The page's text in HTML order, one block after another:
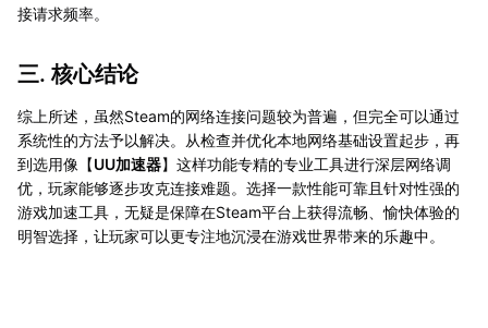
接请求频率。
三. 核心结论
综上所述，虽然Steam的网络连接问题较为普遍，但完全可以通过
系统性的方法予以解决。从检查并优化本地网络基础设置起步，再
到选用像【UU加速器】这样功能专精的专业工具进行深层网络调
优，玩家能够逐步攻克连接难题。选择一款性能可靠且针对性强的
游戏加速工具，无疑是保障在Steam平台上获得流畅、愉快体验的
明智选择，让玩家可以更专注地沉浸在游戏世界带来的乐趣中。